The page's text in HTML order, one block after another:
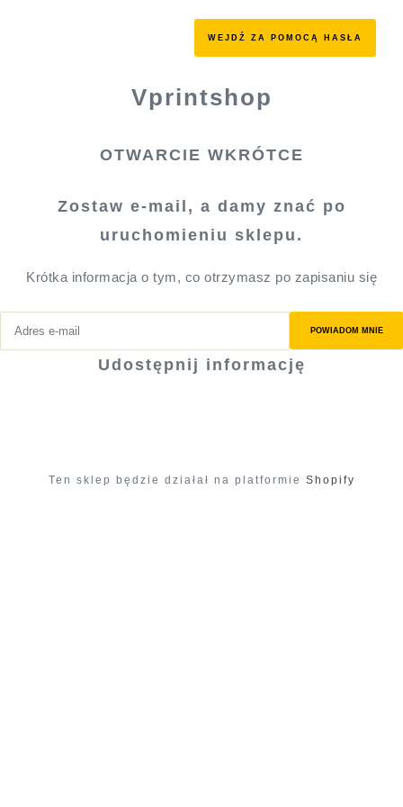
WEJDŹ ZA POMOCĄ HASŁA
Vprintshop
OTWARCIE WKRÓTCE
Zostaw e-mail, a damy znać po
uruchomieniu sklepu.
Krótka informacja o tym, co otrzymasz po zapisaniu się
POWIADOM MNIE
Udostępnij informację
Ten sklep będzie działał na platformie Shopify